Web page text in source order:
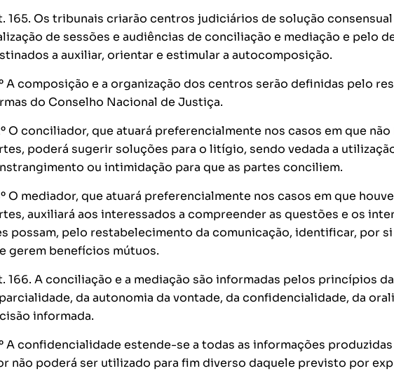
165. Os tribunais criarão centros judiciários de solução
de sessões e audiências de conciliação e mediação e pelo
a auxiliar, orientar e estimular a autocomposição.
A composição e a organização dos centros serão definidas pelo
do Conselho Nacional de Justiça.
O conciliador, que atuará preferencialmente nos casos em que
poderá sugerir soluções para o litígio, sendo vedada a
ou intimidação para que as partes conciliem.
O mediador, que atuará preferencialmente nos casos em que
auxiliará aos interessados a compreender as questões e os
possam, pelo restabelecimento da comunicação, identificar, por
gerem benefícios mútuos.
166. A conciliação e a mediação são informadas pelos princípios
da autonomia da vontade, da confidencialidade, da
informada.
A confidencialidade estende-se a todas as informações
não poderá ser utilizado para fim diverso daquele previsto por